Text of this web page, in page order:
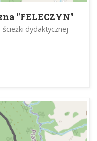
"FELECZYN"
dydaktycznej